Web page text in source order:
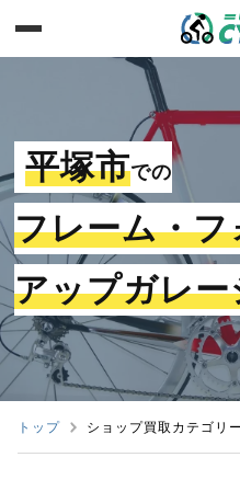
平塚市での
フレーム・フ
アップガレ
トップ ショップ買取カテゴリ